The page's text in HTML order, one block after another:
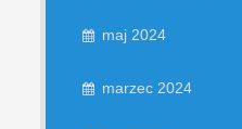
maj 2024
marzec 2024